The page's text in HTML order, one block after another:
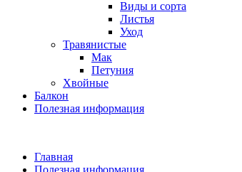
Виды и сорта
Листья
Уход
Травянистые
Мак
Петуния
Хвойные
Балкон
Полезная информация
Главная
Полезная информация